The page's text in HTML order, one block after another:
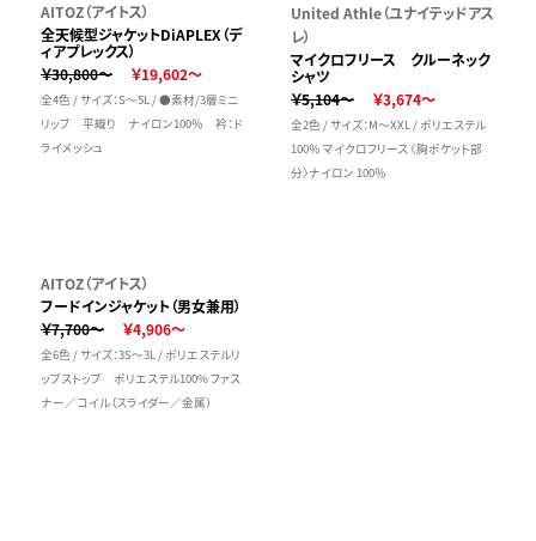
AITOZ（アイトス）
全天候型ジャケットDiAPLEX（デ
ィアプレックス）
￥30,800～
￥19,602～
全4色 / サイズ：S～5L / ●素材/3層ミニ
リップ 平織り ナイロン100％ 衿：ド
ライメッシュ
United Athle（ユナイテッドアス
レ）
マイクロフリース クルーネック
シャツ
￥5,104～
￥3,674～
全2色 / サイズ：M～XXL / ポリエステル
100％ マイクロフリース 〈胸ポケット部
分〉ナイロン 100％
AITOZ（アイトス）
フードインジャケット（男女兼用）
￥7,700～
￥4,906～
全6色 / サイズ：3S～3L / ポリエステルリ
ップストップ ポリエステル100% ファス
ナー／コイル（スライダー／金属）